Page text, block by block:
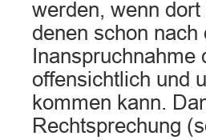
werden, wenn
denen schon
offensichtlich und
kommen kann.
Rechtsprechung